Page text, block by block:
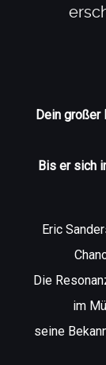
Dein großer
Bis er sich
Eric
Die
im
seine